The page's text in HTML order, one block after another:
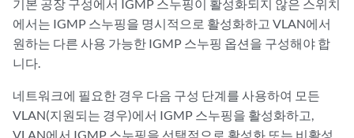
기본 공장 구성에서 IGMP 스누핑이 활성화되지 않은 스위치
에서는 IGMP 스누핑을 명시적으로 활성화하고 VLAN에서
원하는 다른 사용 가능한 IGMP 스누핑 옵션을 구성해야 합
니다.
네트워크에 필요한 경우 다음 구성 단계를 사용하여 모든
VLAN(지원되는 경우)에서 IGMP 스누핑을 활성화하고,
VLAN에서 IGMP 스누핑을 선택적으로 활성화 또는 비활성